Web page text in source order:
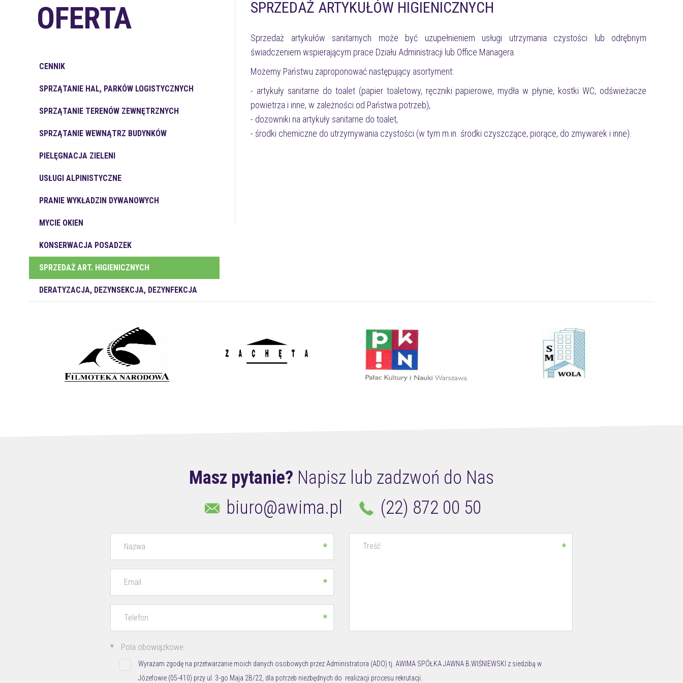
OFERTA
CENNIK
SPRZĄTANIE HAL, PARKÓW LOGISTYCZNYCH
SPRZĄTANIE TERENÓW ZEWNĘTRZNYCH
SPRZĄTANIE WEWNĄTRZ BUDYNKÓW
PIELĘGNACJA ZIELENI
USŁUGI ALPINISTYCZNE
PRANIE WYKŁADZIN DYWANOWYCH
MYCIE OKIEN
KONSERWACJA POSADZEK
SPRZEDAŻ ART. HIGIENICZNYCH
DERATYZACJA, DEZYNSEKCJA, DEZYNFEKCJA
SPRZEDAŻ ARTYKUŁÓW HIGIENICZNYCH
Sprzedaż artykułów sanitarnych może być uzupełnieniem usługi utrzymania czystości lub odrębnym
świadczeniem wspierającym prace Działu Administracji lub Office Managera.
Możemy Państwu zaproponować następujący asortyment:
- artykuły sanitarne do toalet (papier toaletowy, ręczniki papierowe, mydła w płynie, kostki WC, odświeżacze
powietrza i inne, w zależności od Państwa potrzeb),
- dozowniki na artykuły sanitarne do toalet,
- środki chemiczne do utrzymywania czystości (w tym m.in. środki czyszczące, piorące, do zmywarek i inne).
Masz pytanie? Napisz lub zadzwoń do Nas
biuro@awima.pl
(22) 872 00 50
*
*
*
*
* Pola obowiązkowe
Wyrażam zgodę na przetwarzanie moich danych osobowych przez Administratora (ADO) tj. AWIMA SPÓŁKA JAWNA B.WIŚNIEWSKI z siedzibą w
Józefowie (05-410) przy ul. 3-go Maja 2B/22, dla potrzeb niezbędnych do realizacji procesu rekrutacji.